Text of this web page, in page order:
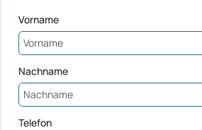
Vorname
Nachname
Telefon